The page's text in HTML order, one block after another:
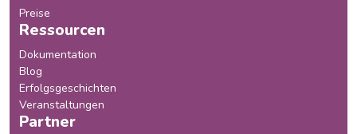
Preise
Ressourcen
Dokumentation
Blog
Erfolgsgeschichten
Veranstaltungen
Partner